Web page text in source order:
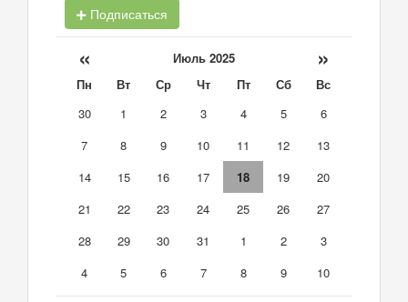
Подписаться
« Июль 2025 »
Пн Вт Ср Чт Пт Сб
Вс
30
1 2 3 4 5
6
7
8 9 10 11 12
13
14
15 16 17 18 19
20
21
22 23 24 25 26
27
28
29 30 31 1 2
3
4
5 6 7 8 9 10